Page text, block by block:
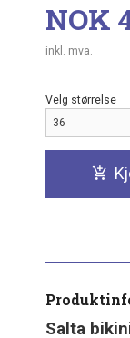
Pris
NOK
inkl. mva.
Velg størrelse
Salta